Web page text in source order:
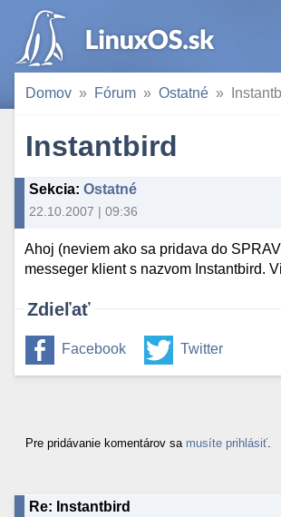
Domov Fórum Ostatné
Instantbird
Sekcia: Ostatné
22.10.2007 | 09:36
Ahoj (neviem ako sa pridava do
messeger klient s nazvom Instantbird.
Zdieľať
Facebook Twitter
Pre pridávanie komentárov sa musíte prihlásiť
Re: Instantbird